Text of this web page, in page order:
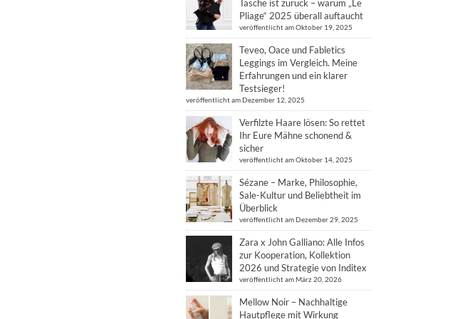
Tasche ist zurück – warum „Le
Pliage“ 2025 überall auftaucht
veröffentlicht am Oktober 19, 2025
Teveo, Oace und Fabletics
Leggings im Vergleich. Meine
Erfahrungen und ein klarer
Testsieger!
veröffentlicht am Dezember 12, 2025
Verfilzte Haare lösen: So rettet
Ihr Eure Mähne schonend &
sicher
veröffentlicht am Oktober 14, 2025
Sézane – Marke, Philosophie,
Sale-Kultur und Beliebtheit im
Überblick
veröffentlicht am Dezember 29, 2025
Zara x John Galliano: Alle Infos
zur Kooperation, Kollektion
2026 und Strategie von Inditex
veröffentlicht am März 20, 2026
Mellow Noir – Nachhaltige
Hautpflege mit Wirkung